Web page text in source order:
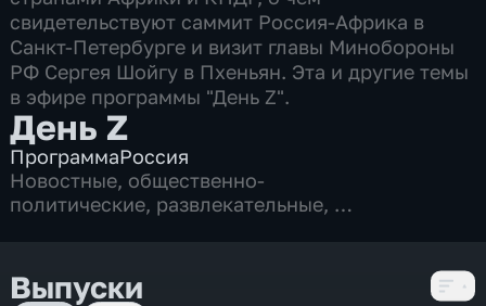
свидетельствуют саммит Россия-Африка в
Санкт-Петербурге и визит главы Минобороны
РФ Сергея Шойгу в Пхеньян. Эта и другие темы
в эфире программы "День Z".
День Z
ПрограммаРоссия
Новостные, общественно-
политические, развлекательные,
Выпуски